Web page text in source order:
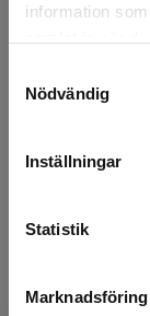
information
Nödvändig
Inställningar
Statistik
Marknadsföring
Det verkar
Vi erbjuder
att kunna